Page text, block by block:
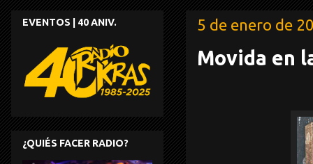
5 de enero de
Movida en
EVENTOS | 40 ANIV.
¿QUIÉS FACER RADIO?